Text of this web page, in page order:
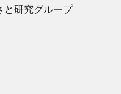
研究グループ